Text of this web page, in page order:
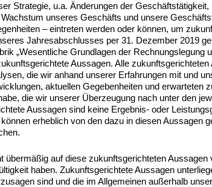
Strategie, u.a. Änderungen der
unseres Geschäfts und unsere
– eintreten werden oder können, um
Jahresabschlusses per 31. Dezember 2019
„Wesentliche Grundlagen der Rechnungslegung
Aussagen. Alle
die wir anhand unserer Erfahrungen mit und
aktuellen Gegebenheiten und erwarteten
die wir unserer Überzeugung nach unter den
Aussagen sind keine Ergebnis- oder
erheblich von den dazu in diesen Aussagen
übermäßig auf diese zukunftsgerichteten
haben. Zukunftsgerichtete Aussagen
sind und die im Allgemeinen außerhalb